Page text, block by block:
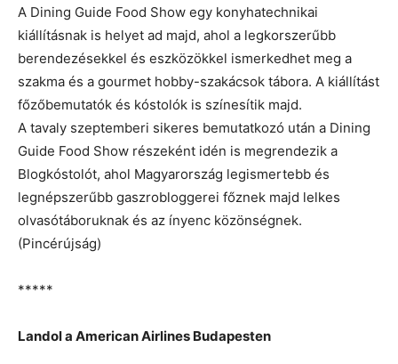
A Dining Guide Food Show egy konyhatechnikai
kiállításnak is helyet ad majd, ahol a legkorszerűbb
berendezésekkel és eszközökkel ismerkedhet meg a
szakma és a gourmet hobby-szakácsok tábora. A kiállítást
főzőbemutatók és kóstolók is színesítik majd.
A tavaly szeptemberi sikeres bemutatkozó után a Dining
Guide Food Show részeként idén is megrendezik a
Blogkóstolót, ahol Magyarország legismertebb és
legnépszerűbb gaszrobloggerei főznek majd lelkes
olvasótáboruknak és az ínyenc közönségnek.
(Pincérújság)
*****
Landol a American Airlines Budapesten